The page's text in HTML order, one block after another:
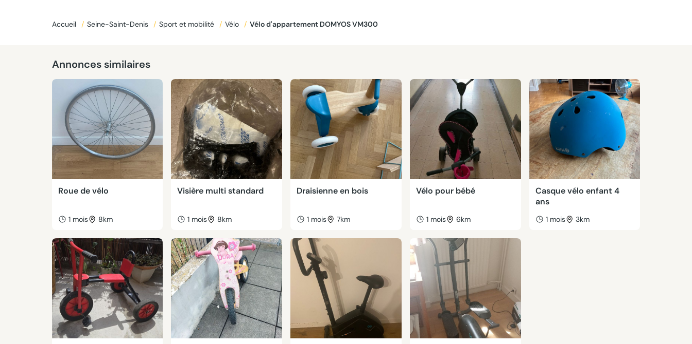
Accueil / Seine-Saint-Denis / Sport et mobilité / Vélo / Vélo d'appartement DOMYOS VM300
Annonces similaires
Roue de vélo
1 mois 8km
Visière multi standard
1 mois 8km
Draisienne en bois
1 mois 7km
Vélo pour bébé
1 mois 6km
Casque vélo enfant 4
ans
1 mois 3km